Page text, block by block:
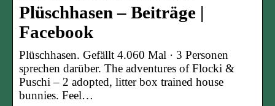
Plüschhasen – Beiträge |
Facebook
Plüschhasen. Gefällt 4.060 Mal · 3 Personen
sprechen darüber. The adventures of Flocki &
Puschi – 2 adopted, litter box trained house
bunnies. Feel…